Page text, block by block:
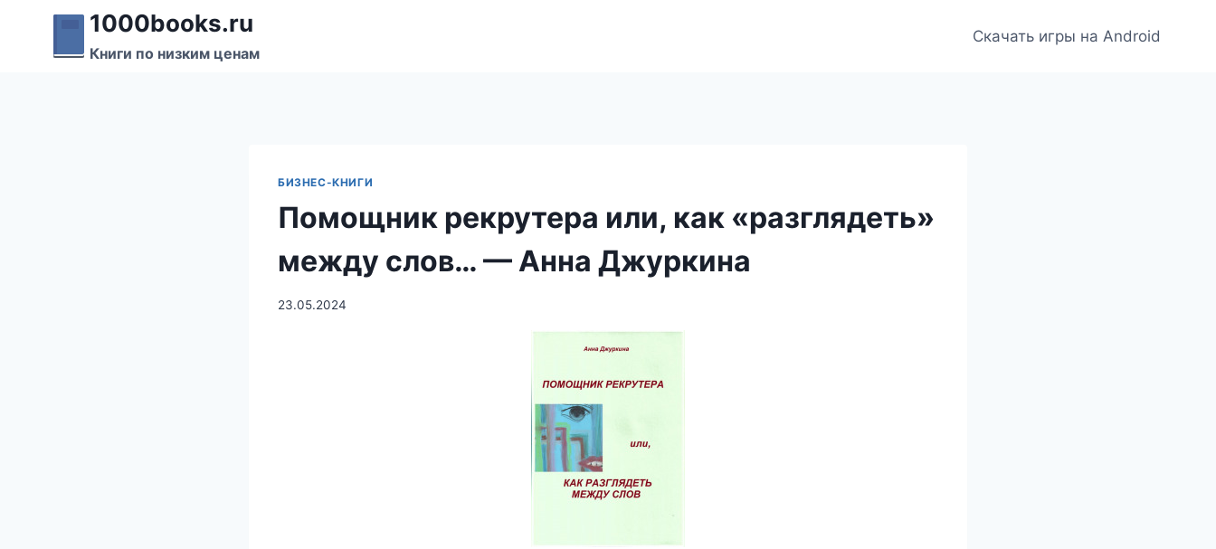
Перейти
содержимому
1000books.ru
Книги по низким ценам
Скачать игры на Android
БИЗНЕС-КНИГИ
Помощник рекрутера или, как «разглядеть»
между слов… — Анна Джуркина
23.05.2024